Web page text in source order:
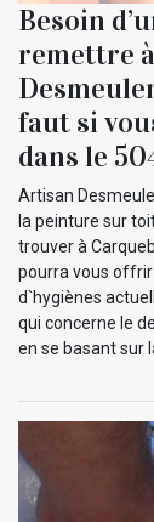
Besoin
remettre
faut si
dans le
Artisan
la peinture sur
trouver à
pourra vous
d`hygiènes
qui concerne le
en se basant sur